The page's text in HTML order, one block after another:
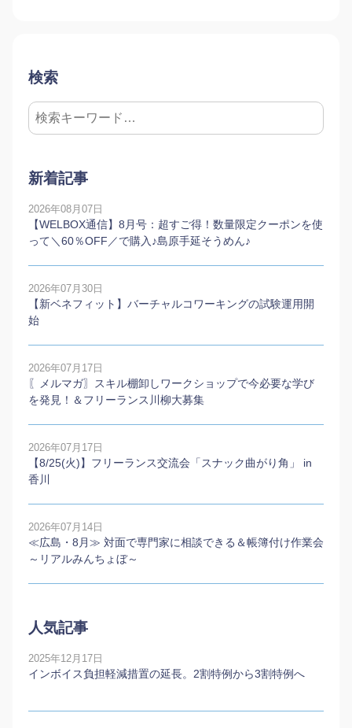
検索
新着記事
2026年08月07日
【WELBOX通信】8月号：超すご得！数量限定クーポンを使
って＼60％OFF／で購入♪島原手延そうめん♪
2026年07月30日
【新ベネフィット】バーチャルコワーキングの試験運用開
始
2026年07月17日
〖メルマガ〗スキル棚卸しワークショップで今必要な学び
を発見！＆フリーランス川柳大募集
2026年07月17日
【8/25(火)】フリーランス交流会「スナック曲がり角」 in
香川
2026年07月14日
≪広島・8月≫ 対面で専門家に相談できる＆帳簿付け作業会
～リアルみんちょぼ～
人気記事
2025年12月17日
インボイス負担軽減措置の延長。2割特例から3割特例へ